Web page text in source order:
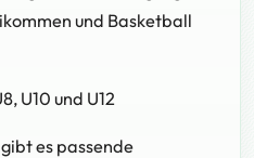
und Basketball
U10 und U12
es passende